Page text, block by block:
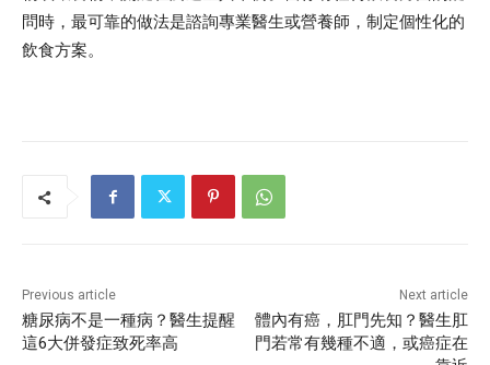
問時，最可靠的做法是諮詢專業醫生或營養師，制定個性化的
飲食方案。
Previous article
糖尿病不是一種病？醫生提醒
這6大併發症致死率高
Next article
體內有癌，肛門先知？醫生肛
門若常有幾種不適，或癌症在